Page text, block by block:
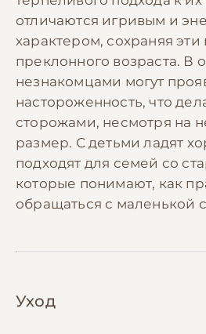
отличаются игривым и
характером, сохраняя эти
преклонного возраста. В
незнакомцами могут
настороженность, что
сторожами, несмотря на
размер. С детьми ладят
подходят для семей со
которые понимают, как
обращаться с маленькой
Уход